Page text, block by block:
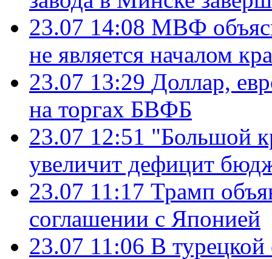
23.07 14:08 МВФ
не является началом
23.07 13:29 Доллар,
на торгах БВФБ
23.07 12:51 "Большой
увеличит дефицит
23.07 11:17 Трамп
соглашении с Японией
23.07 11:06 В